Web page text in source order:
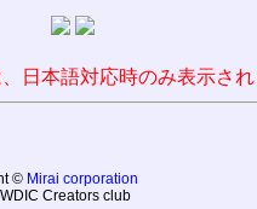
日本語対応時のみ表示さ
© Mirai corporation
Creators club